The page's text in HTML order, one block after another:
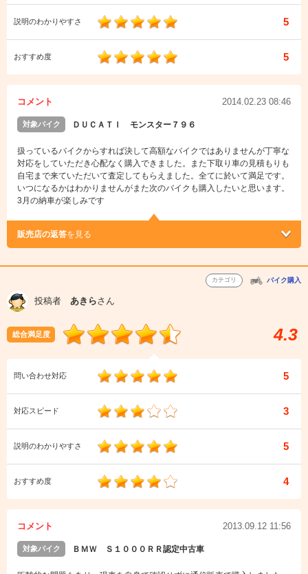
説明のわかりやすさ 5
おすすめ度 5
コメント 2014.02.23 08:46
対象バイク ＤＵＣＡＴＩ モンスター７９６
扱っているバイクからすれば決して高額なバイクではありませんが丁寧な
対応をしていただき心配なく購入できました。また下取り車の見積もりも
自宅まで来ていただいて査定してもらえました。全てに於いて満足です。
いつになるかはわかりませんがまた次のバイクも購入したいと思います。
3月の納車が楽しみです
販売店の返答を見る
カテゴリ バイク購入
投稿者 あきらさん
総合満足度 4.3
問い合わせ対応 5
対応スピード 3
説明のわかりやすさ 5
おすすめ度 4
コメント 2013.09.12 11:56
対象バイク ＢＭＷ Ｓ１０００ＲＲ認定中古車